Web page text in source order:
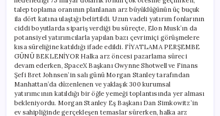
talep toplama oranının planlanan arz büyüklüğünün üç buçuk
ila dört katına ulaştığı belirtildi. Uzun vadeli yatırım fonlarının
ciddi boyutlarda sipariş verdiği bu süreçte, Elon Musk’ın da
potansiyel yatırımcılarla yapılan bazı çevrimiçi görüşmelere
kısa süreliğine katıldığı ifade edildi. FİYATLAMA PERŞEMBE
GÜNÜ BEKLENİYOR Halka arz öncesi pazarlama süreci
devam ederken, SpaceX Başkanı Gwynne Shotwell ve Finans
Şefi Bret Johnsen’in salı günü Morgan Stanley tarafından
Manhattan’da düzenlenen ve yaklaşık 300 kurumsal
yatırımcının katıldığı bir öğle yemeği toplantısında yer alması
bekleniyordu. Morgan Stanley Eş Başkanı Dan Simkowitz’in
ev sahipliğinde gerçekleşen temaslar sürerken, halka arz